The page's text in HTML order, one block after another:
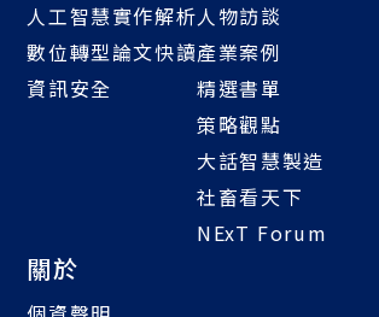
人工智慧
數位轉型
資訊安全
實作解析
論文快讀
人物訪談
產業案例
精選書單
策略觀點
大話智慧製造
社畜看天下
NExT Forum
關於